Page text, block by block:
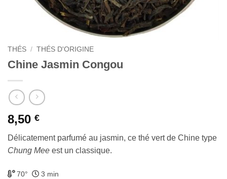
THÉS / THÉS D'ORIGINE
Chine Jasmin Congou
8,50 €
Délicatement parfumé au jasmin, ce thé vert de Chine type
Chung Mee est un classique.
70° 3 min